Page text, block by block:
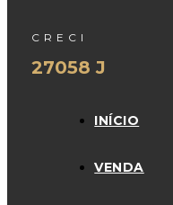
CRECI
27058 J
INÍCIO
VENDA